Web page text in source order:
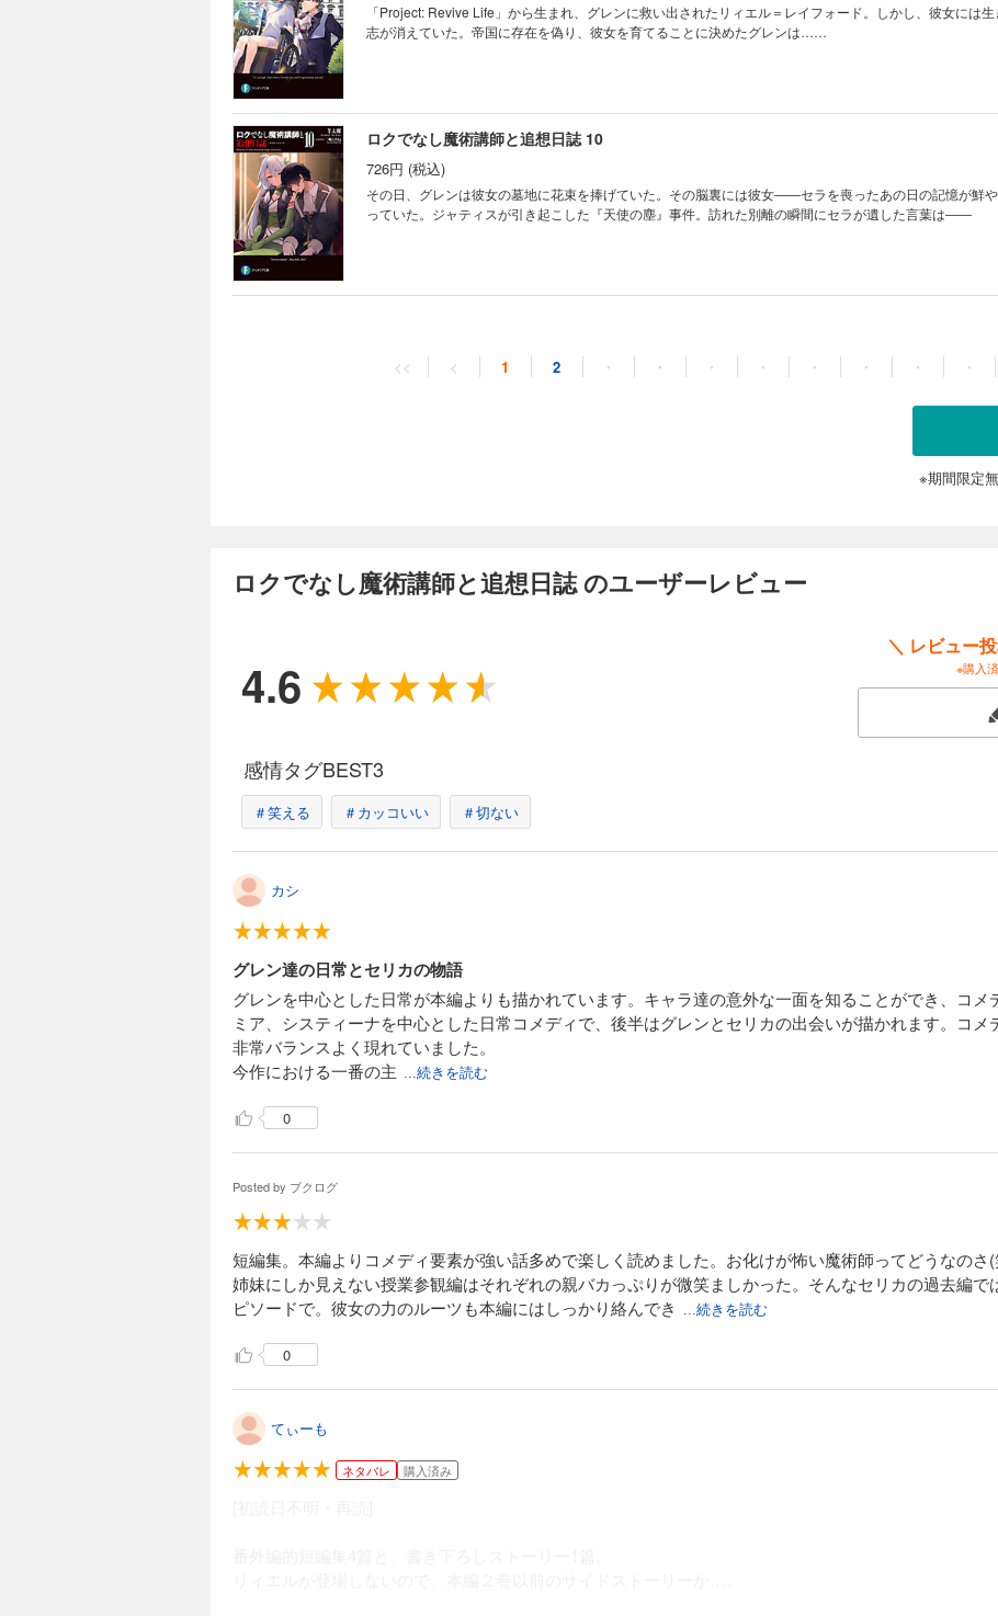
「Project: Revive Life」から生まれ、グレンに救い出されたリィエル＝レイフォード。しかし、彼女には
志が消えていた。帝国に存在を偽り、彼女を育てることに決めたグレンは……
ロクでなし魔術講師と追想日誌 10
726円 (税込)
その日、グレンは彼女の墓地に花束を捧げていた。その脳裏には彼女――セラを喪ったあの日の記憶が鮮
っていた。ジャティスが引き起こした『天使の塵』事件。訪れた別離の瞬間にセラが遺した言葉は――
『メルガリウスの天空城』をめぐる戦いから時が経ち、ついにシスティーナたちがアルザーノ帝国魔術学院
<< < 1 2 ・ ・ ・ ・ ・ ・ ・ ・
※期間限定
ロクでなし魔術講師と追想日誌 のユーザーレビュー
4.6
＼ レビュー
※購入
感情タグBEST3
＃笑える ＃カッコいい ＃切ない
カシ
グレン達の日常とセリカの物語
グレンを中心とした日常が本編よりも描かれています。キャラ達の意外な一面を知ることができ、コ
ミア、システィーナを中心とした日常コメディで、後半はグレンとセリカの出会いが描かれます。コ
非常バランスよく現れていました。
今作における一番の主
...続きを読む
0
Posted by ブクログ
短編集。本編よりコメディ要素が強い話多めで楽しく読めました。お化けが怖い魔術師ってどうなのさ
姉妹にしか見えない授業参観編はそれぞれの親バカっぷりが微笑ましかった。そんなセリカの過去編
ピソードで。彼女の力のルーツも本編にはしっかり絡んでき
...続きを読む
0
てぃーも
ネタバレ 購入済み